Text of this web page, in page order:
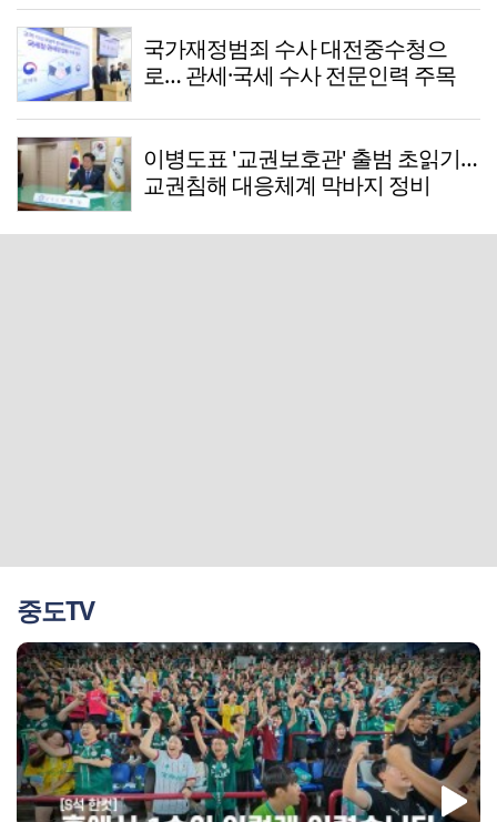
국가재정범죄 수사 대전중수청으
로… 관세·국세 수사 전문인력 주목
이병도표 '교권보호관' 출범 초읽기…
교권침해 대응체계 막바지 정비
중도TV